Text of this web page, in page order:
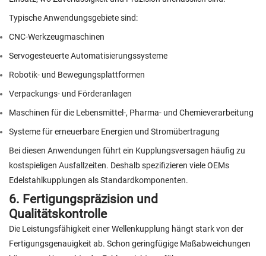
Typische Anwendungsgebiete sind:
CNC-Werkzeugmaschinen
Servogesteuerte Automatisierungssysteme
Robotik- und Bewegungsplattformen
Verpackungs- und Förderanlagen
Maschinen für die Lebensmittel-, Pharma- und Chemieverarbeitung
Systeme für erneuerbare Energien und Stromübertragung
Bei diesen Anwendungen führt ein Kupplungsversagen häufig zu
kostspieligen Ausfallzeiten. Deshalb spezifizieren viele OEMs
Edelstahlkupplungen als Standardkomponenten.
6. Fertigungspräzision und
Qualitätskontrolle
Die Leistungsfähigkeit einer Wellenkupplung hängt stark von der
Fertigungsgenauigkeit ab. Schon geringfügige Maßabweichungen